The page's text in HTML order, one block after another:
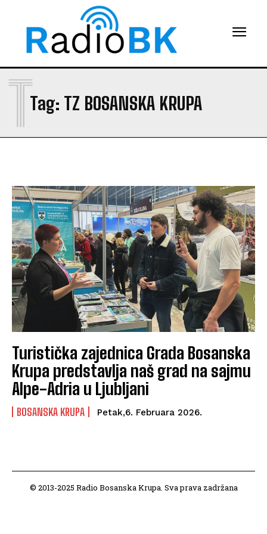
Tag: TZ BOSANSKA KRUPA
T
Turistička zajednica Grada Bosanska
Krupa predstavlja naš grad na sajmu
Alpe-Adria u Ljubljani
BOSANSKA KRUPA Petak,6. Februara 2026.
© 2013-2025 Radio Bosanska Krupa. Sva prava zadržana